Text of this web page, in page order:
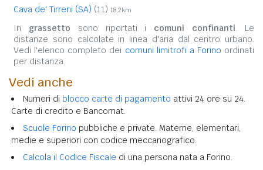
Cava de' Tirreni (SA) (11) 18,2km
In grassetto sono riportati i comuni confinanti. Le
distanze sono calcolate in linea d'aria dal centro urbano.
Vedi l'elenco completo dei comuni limitrofi a Forino ordinati
per distanza.
Vedi anche
Numeri di blocco carte di pagamento attivi 24 ore su 24.
Carte di credito e Bancomat.
Scuole Forino pubbliche e private. Materne, elementari,
medie e superiori con codice meccanografico.
Calcola il Codice Fiscale di una persona nata a Forino.